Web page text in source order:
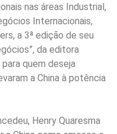
nas áreas Industrial,
Internacionais,
a 3ª edição de seu
da editora
quem deseja
a China à potência
Henry Quaresma